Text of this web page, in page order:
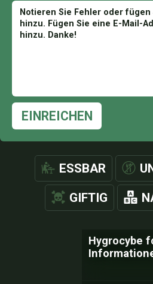
EINREICHEN
ESSBAR
GIFTIG
Hygrocybe